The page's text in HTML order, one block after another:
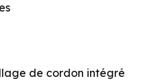
de cordon intégré